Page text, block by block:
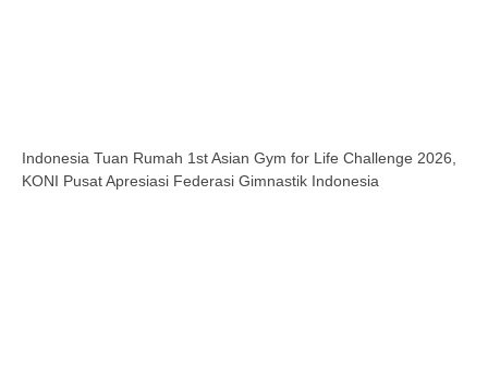
Indonesia Tuan Rumah 1st Asian Gym for Life Challenge 2026,
KONI Pusat Apresiasi Federasi Gimnastik Indonesia